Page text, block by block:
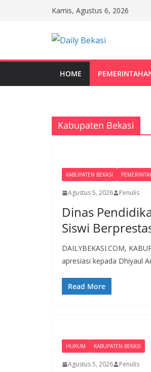
Kamis, Agustus 6, 2026
HOME
Kabupaten Bekasi
KABUPATEN BEKASI
Agustus 5, 2026 Penulis
Dinas
Siswi
DAILYBEKASI.COM,
apresiasi kepada Dhiyaul
Read More
HUKUM KABUPATEN BEKASI
Agustus 5, 2026 Penulis